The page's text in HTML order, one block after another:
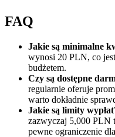
FAQ
Jakie są minimalne
wynosi 20 PLN, co
budżetem.
Czy są dostępne
regularnie oferuje
warto dokładnie
Jakie są limity
zazwyczaj 5,000 PLN
pewne ograniczenie